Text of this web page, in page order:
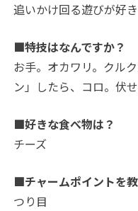
追いかけ回る遊びが好き
■特技はなんですか？
お手。オカワリ。クル
ン」したら、コロ。伏せ
■好きな食べ物は？
チーズ
■チャームポイントを
つり目